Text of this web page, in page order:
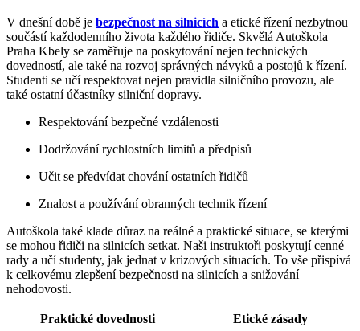
V dnešní době je bezpečnost na silnicích a etické řízení nezbytnou
součástí každodenního života každého řidiče. Skvělá Autoškola
Praha Kbely se zaměřuje na poskytování nejen technických
dovedností, ale také na rozvoj správných návyků a postojů k řízení.
Studenti se učí respektovat nejen pravidla silničního provozu, ale
také ostatní účastníky silniční dopravy.
Respektování bezpečné vzdálenosti
Dodržování rychlostních limitů a předpisů
Učit se předvídat chování ostatních řidičů
Znalost a používání obranných technik řízení
Autoškola také klade důraz na reálné a praktické situace, se kterými
se mohou řidiči na silnicích setkat. Naši instruktoři poskytují cenné
rady a učí studenty, jak jednat v krizových situacích. To vše přispívá
k celkovému zlepšení bezpečnosti na silnicích a snižování
nehodovosti.
Praktické dovednosti
Etické zásady